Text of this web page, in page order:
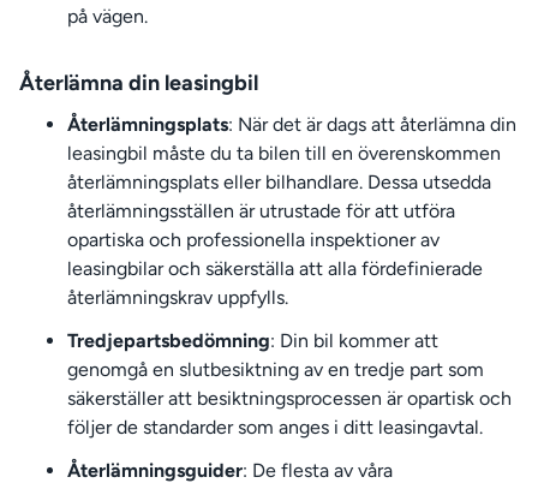
på vägen.
Återlämna din leasingbil
Återlämningsplats: När det är dags att återlämna din
leasingbil måste du ta bilen till en överenskommen
återlämningsplats eller bilhandlare. Dessa utsedda
återlämningsställen är utrustade för att utföra
opartiska och professionella inspektioner av
leasingbilar och säkerställa att alla fördefinierade
återlämningskrav uppfylls.
Tredjepartsbedömning: Din bil kommer att
genomgå en slutbesiktning av en tredje part som
säkerställer att besiktningsprocessen är opartisk och
följer de standarder som anges i ditt leasingavtal.
Återlämningsguider: De flesta av våra